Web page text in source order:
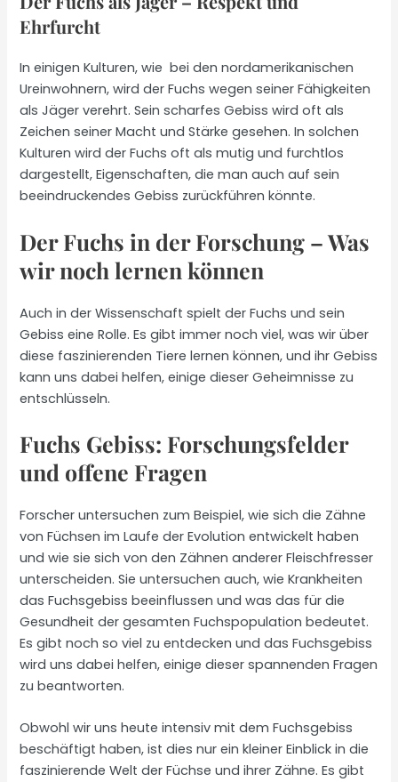
Ehrfurcht
In einigen Kulturen, wie bei den nordamerikanischen
Ureinwohnern, wird der Fuchs wegen seiner Fähigkeiten
als Jäger verehrt. Sein scharfes Gebiss wird oft als
Zeichen seiner Macht und Stärke gesehen. In solchen
Kulturen wird der Fuchs oft als mutig und furchtlos
dargestellt, Eigenschaften, die man auch auf sein
beeindruckendes Gebiss zurückführen könnte.
Der Fuchs in der Forschung – Was
wir noch lernen können
Auch in der Wissenschaft spielt der Fuchs und sein
Gebiss eine Rolle. Es gibt immer noch viel, was wir über
diese faszinierenden Tiere lernen können, und ihr Gebiss
kann uns dabei helfen, einige dieser Geheimnisse zu
entschlüsseln.
Fuchs Gebiss: Forschungsfelder
und offene Fragen
Forscher untersuchen zum Beispiel, wie sich die Zähne
von Füchsen im Laufe der Evolution entwickelt haben
und wie sie sich von den Zähnen anderer Fleischfresser
unterscheiden. Sie untersuchen auch, wie Krankheiten
das Fuchsgebiss beeinflussen und was das für die
Gesundheit der gesamten Fuchspopulation bedeutet.
Es gibt noch so viel zu entdecken und das Fuchsgebiss
wird uns dabei helfen, einige dieser spannenden Fragen
zu beantworten.
Obwohl wir uns heute intensiv mit dem Fuchsgebiss
beschäftigt haben, ist dies nur ein kleiner Einblick in die
faszinierende Welt der Füchse und ihrer Zähne. Es gibt